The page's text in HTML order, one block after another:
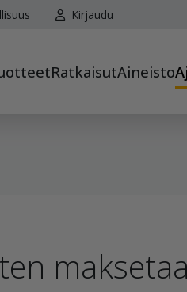
Kirjaudu
RatkaisutAineisto